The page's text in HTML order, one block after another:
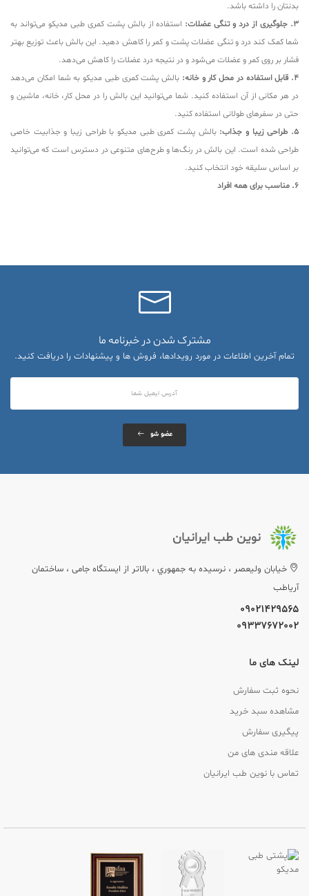
بدنتان را داشته باشد.
3. جلوگیری از درد و تنگی عضلات:
استفاده از بالش پشت کمری طبی مدیکو می‌تواند به
شما کمک کند درد و تنگی عضلات پشت و کمر را کاهش دهید. این بالش باعث توزیع بهتر
فشار بر روی کمر و عضلات می‌شود و در نتیجه درد عضلات را کاهش می‌دهد.
4. قابل استفاده در محل کار و خانه:
بالش پشت کمری طبی مدیکو به شما امکان می‌دهد
در هر مکانی از آن استفاده کنید. شما می‌توانید این بالش را در محل کار، خانه، ماشین و
حتی در سفرهای طولانی استفاده کنید.
5. طراحی زیبا و جذاب:
بالش پشت کمری طبی مدیکو با طراحی زیبا و جذابیت خاصی
طراحی شده است. این بالش در رنگ‌ها و طرح‌های متنوعی در دسترس است که می‌توانید
بر اساس سلیقه خود انتخاب کنید.
6. مناسب برای همه افراد
مشترک شدن در خبرنامه ما
تمام آخرین اطلاعات در مورد رویدادها، فروش ها و پیشنهادات را دریافت کنید.
عضو شو
نوین طب ایرانیان
خيابان وليعصر ، نرسيده به جمهوري ، بالاتر از ایستگاه جامی ، ساختمان
آریاطب
09021429565
09337672002
لینک های ما
نحوه ثبت سفارش
مشاهده سبد خرید
پیگیری سفارش
علاقه مندی های من
تماس با نوین طب ایرانیان